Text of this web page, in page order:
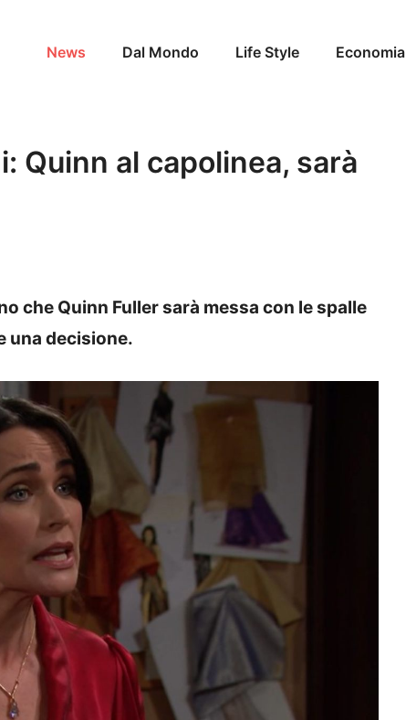
News Dal Mondo Life Style Economia
Quinn al capolinea, sarà
che Quinn Fuller sarà messa con le spalle
una decisione.